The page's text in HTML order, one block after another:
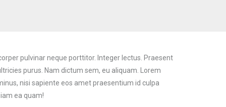
pulvinar neque porttitor. Integer lectus. Praesent
purus. Nam dictum sem, eu aliquam. Lorem
nisi sapiente eos amet praesentium id culpa
ea quam!